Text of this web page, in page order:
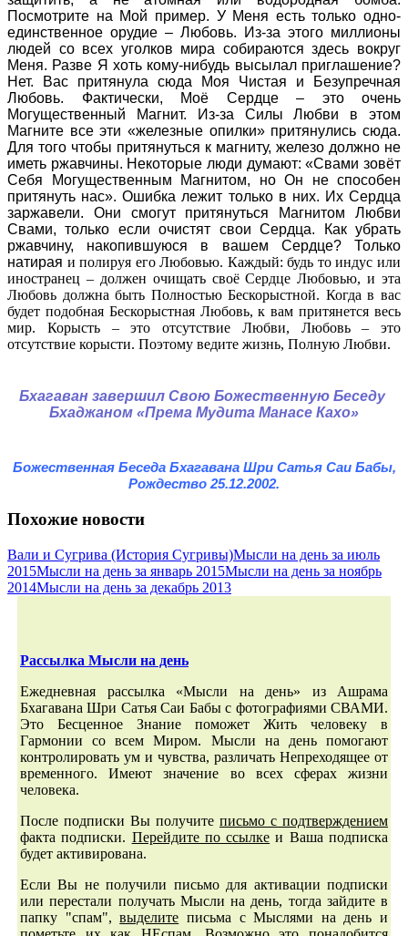
Посмотрите на Мой пример. У Меня есть только одно-
единственное орудие – Любовь. Из-за этого миллионы
людей со всех уголков мира собираются здесь вокруг
Меня. Разве Я хоть кому-нибудь высылал приглашение?
Нет. Вас притянула сюда Моя Чистая и Безупречная
Любовь. Фактически, Моё Сердце – это очень
Могущественный Магнит. Из-за Силы Любви в этом
Магните все эти «железные опилки» притянулись сюда.
Для того чтобы притянуться к магниту, железо должно не
иметь ржавчины. Некоторые люди думают: «Свами зовёт
Себя Могущественным Магнитом, но Он не способен
притянуть нас». Ошибка лежит только в них. Их Сердца
заржавели. Они смогут притянуться Магнитом Любви
Свами, только если очистят свои Сердца. Как убрать
ржавчину, накопившуюся в вашем Сердце? Только
натирая и полируя его Любовью. Каждый: будь то индус или
иностранец – должен очищать своё Сердце Любовью, и эта
Любовь должна быть Полностью Бескорыстной. Когда в вас
будет подобная Бескорыстная Любовь, к вам притянется весь
мир. Корысть – это отсутствие Любви, Любовь – это
отсутствие корысти. Поэтому ведите жизнь, Полную Любви.
Бхагаван завершил Свою Божественную Беседу
Бхаджаном «Према Мудита Манасе Кахо»
Божественная Беседа Бхагавана Шри Сатья Саи Бабы,
Рождество 25.12.2002.
Похожие новости
Вали и Сугрива (История Сугривы)Мысли на день за июль
2015Мысли на день за январь 2015Мысли на день за ноябрь
2014Мысли на день за декабрь 2013
Рассылка Мысли на день
Ежедневная рассылка «Мысли на день» из Ашрама
Бхагавана Шри Сатья Саи Бабы с фотографиями СВАМИ.
Это Бесценное Знание поможет Жить человеку в
Гармонии со всем Миром. Мысли на день помогают
контролировать ум и чувства, различать Непреходящее от
временного. Имеют значение во всех сферах жизни
человека.
После подписки Вы получите письмо с подтверждением
факта подписки. Перейдите по ссылке и Ваша подписка
будет активирована.
Если Вы не получили письмо для активации подписки
или перестали получать Мысли на день, тогда зайдите в
папку "cпaм",выделите письма с Мыслями на день и